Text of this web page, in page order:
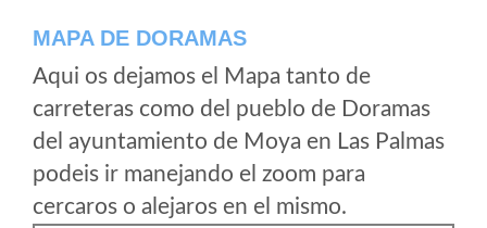
MAPA DE DORAMAS
Aqui os dejamos el Mapa tanto de
carreteras como del pueblo de Doramas
del ayuntamiento de Moya en Las Palmas
podeis ir manejando el zoom para
cercaros o alejaros en el mismo.